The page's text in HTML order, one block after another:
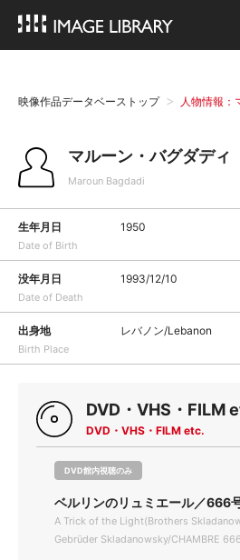
映像作品データベーストップ 人物情報：
マルーン・バグダディ
Maroun Bagdadi
生年月日
Date of Birth
1950
没年月日
Date of Death
1993/12/10
出身地
Birth Place
レバノン/Lebanon
DVD・VHS・FILM
DVD・VHS・FILM etc.
DVD館内視聴のみ
ベルリンのリュミエール／666
A Trick of the Light(Brothers
Gebrüder Skladanowsky/CHAMBRE 666